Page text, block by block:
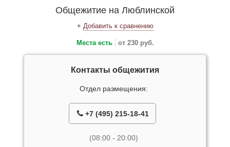
Общежитие на Люблинской
+ Добавить к сравнению
Места есть от 230 руб.
Контакты общежития
Отдел размещения:
+7 (495) 215-18-41
(08:00 - 20:00)